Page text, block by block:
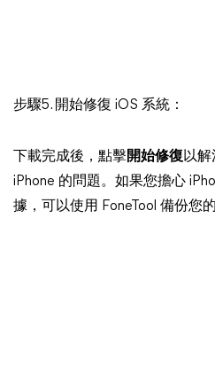
步驟5. 開始修復 iOS 系統：
下載完成後，點擊開始修復以解
iPhone 的問題。如果您擔心
據，可以使用 FoneTool 備份您的